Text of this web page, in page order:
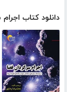
دانلود کتاب